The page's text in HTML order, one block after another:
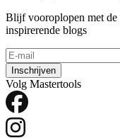
Blijf vooroplopen met de
inspirerende blogs
Inschrijven
Volg Mastertools